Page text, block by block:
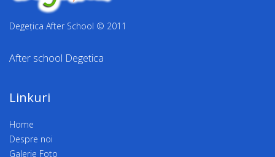
Degețica After School © 2011
After school Degetica
Linkuri
Home
Despre noi
Galerie Foto